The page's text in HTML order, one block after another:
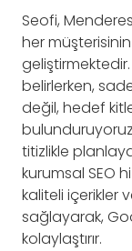
Seofi,
her
belirlerken,
değil, hedef
bulunduruyoruz.
titizlikle
kurumsal SEO
kaliteli içerikler
sağlayarak,
kolaylaştırır.